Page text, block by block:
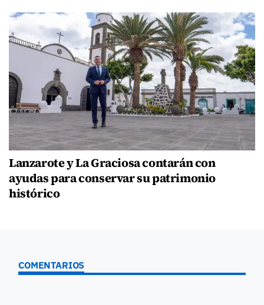
Lanzarote y La Graciosa contarán con
ayudas para conservar su patrimonio
histórico
COMENTARIOS